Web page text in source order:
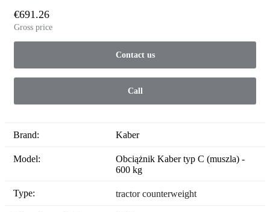
€691.26
Gross price
Contact us
Call
Brand: Kaber
Model:
Obciążnik Kaber typ C (muszla) -
600 kg
Type: tractor counterweight